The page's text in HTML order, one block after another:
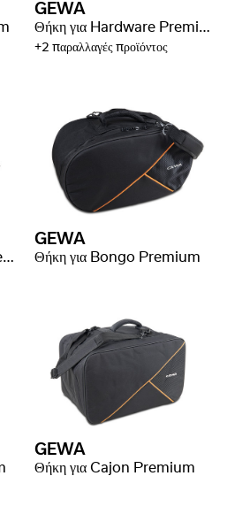
GEWA
Θήκη για Hardware Premium
+2 παραλλαγές προϊόντος
Θήκη για διπλό πετάλι Premium
GEWA
Θήκη για Bongo Premium
GEWA
Θήκη για Cajon Premium